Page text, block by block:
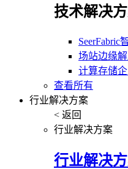
技术解决
SeerFabric
场站边缘
计算存储
查看所有
行业解决方案
< 返回
行业解决方案
行业解决